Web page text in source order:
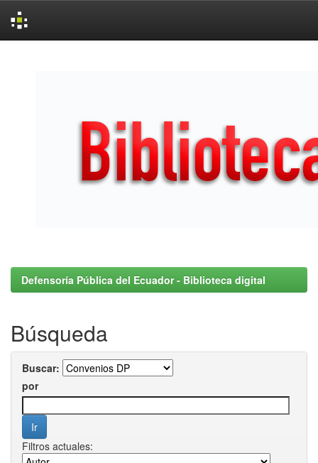
Defensoría Pública del Ecuador - Biblioteca digital
Búsqueda
Buscar:
por
Filtros actuales: